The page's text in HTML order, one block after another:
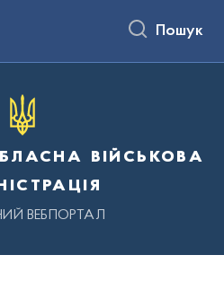
Пошук
військова
ВЕБПОРТАЛ